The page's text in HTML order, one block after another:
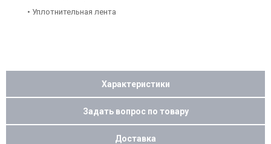
• Уплотнительная лента
Характеристики
Задать вопрос по товару
Доставка